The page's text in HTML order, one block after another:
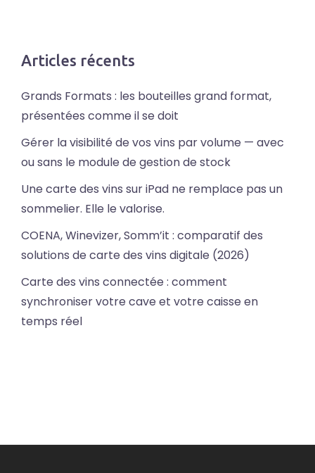
Articles récents
Grands Formats : les bouteilles grand format,
présentées comme il se doit
Gérer la visibilité de vos vins par volume — avec
ou sans le module de gestion de stock
Une carte des vins sur iPad ne remplace pas un
sommelier. Elle le valorise.
COENA, Winevizer, Somm’it : comparatif des
solutions de carte des vins digitale (2026)
Carte des vins connectée : comment
synchroniser votre cave et votre caisse en
temps réel